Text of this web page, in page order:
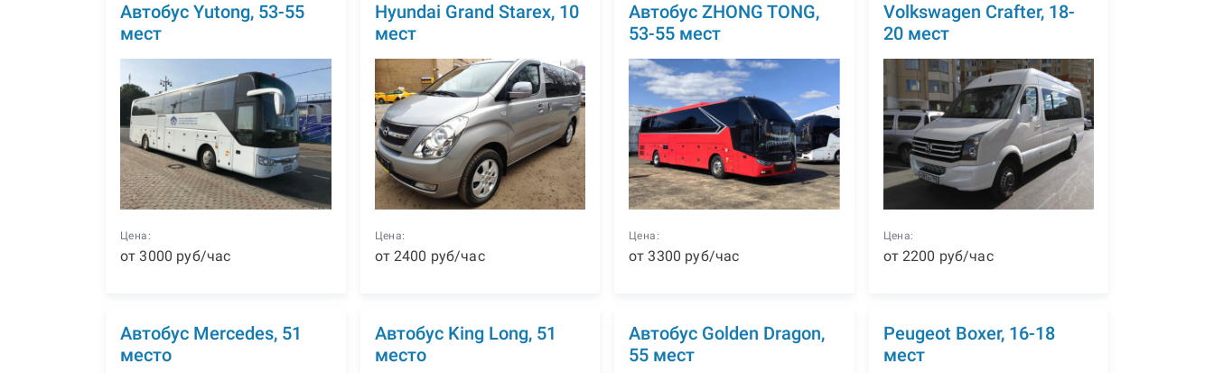
Автобус Yutong, 53-55
мест
Цена:
от3000 руб/час
Hyundai Grand Starex, 10
мест
Цена:
от 2400 руб/час
Автобус ZHONG TONG,
53-55 мест
Цена:
от3300 руб/час
Volkswagen Crafter, 18-
20 мест
Цена:
от 2200 руб/час
Автобус Mercedes, 51
место
Автобус King Long, 51
место
Автобус Golden Dragon,
55 мест
Peugeot Boxer, 16-18
мест